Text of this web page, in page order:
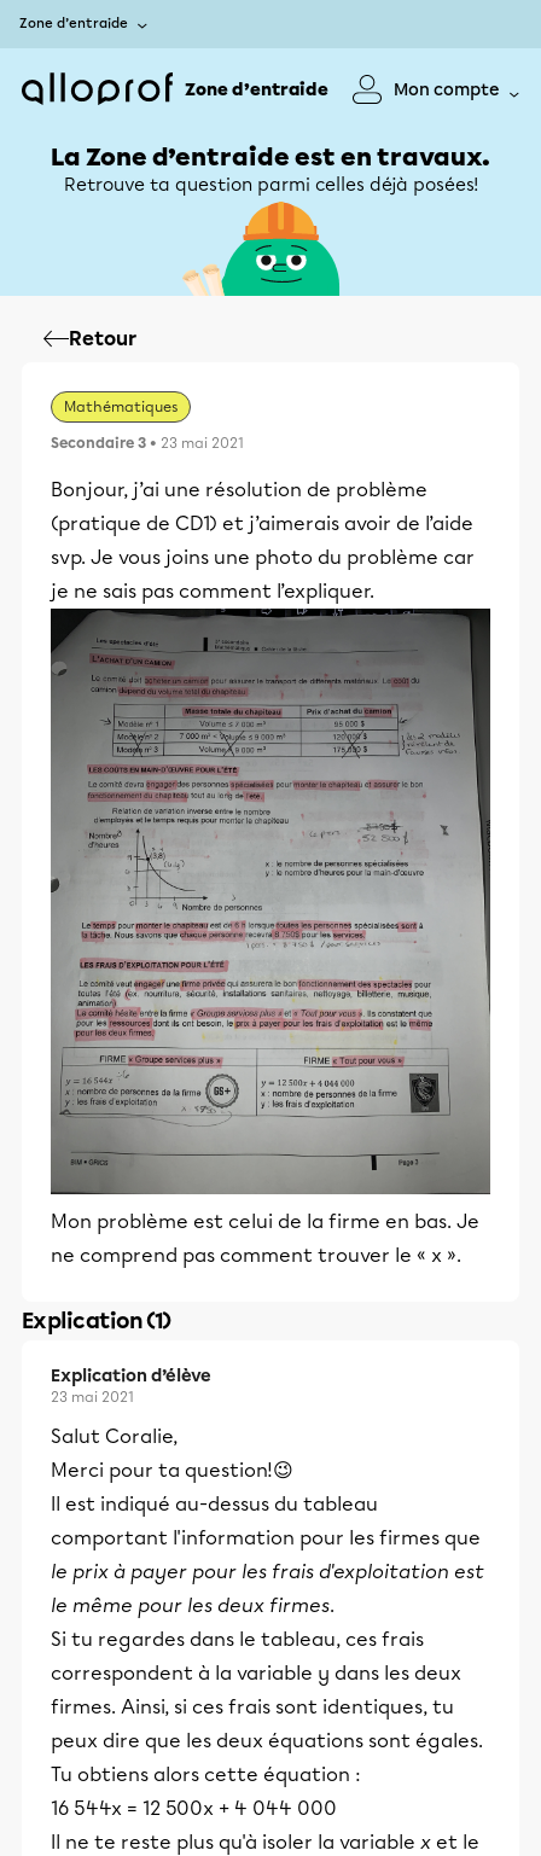
Zone d’entraide
Zone d’entraide Mon compte
La Zone d’entraide est en travaux.
Retrouve ta question parmi celles déjà posées!
Retour
Mathématiques
Secondaire 3 • 23 mai 2021
Bonjour, j’ai une résolution de problème
(pratique de CD1) et j’aimerais avoir de l’aide
svp. Je vous joins une photo du problème car
je ne sais pas comment l’expliquer.
Mon problème est celui de la firme en bas. Je
ne comprend pas comment trouver le « x ».
Explication (1)
Explication d’élève
23 mai 2021
Salut Coralie,
Merci pour ta question!😉
Il est indiqué au-dessus du tableau
comportant l'information pour les firmes que
le prix à payer pour les frais d'exploitation est
le même pour les deux firmes.
Si tu regardes dans le tableau, ces frais
correspondent à la variable y dans les deux
firmes. Ainsi, si ces frais sont identiques, tu
peux dire que les deux équations sont égales.
Tu obtiens alors cette équation :
16 544x = 12 500x + 4 044 000
Il ne te reste plus qu'à isoler la variable x et le